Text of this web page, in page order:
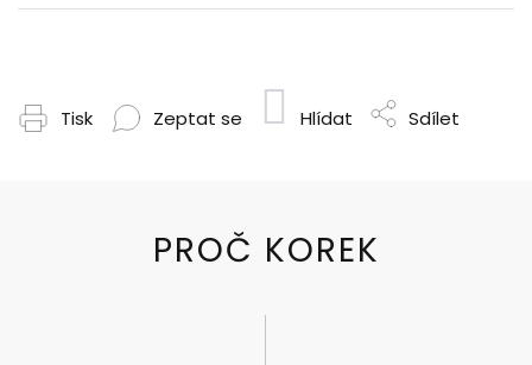
Tisk Zeptat se Hlídat Sdílet